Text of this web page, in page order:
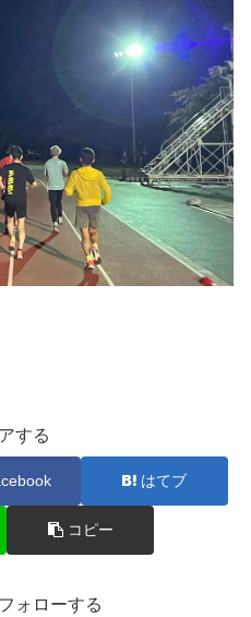
する
はてブ
コピー
ォローする